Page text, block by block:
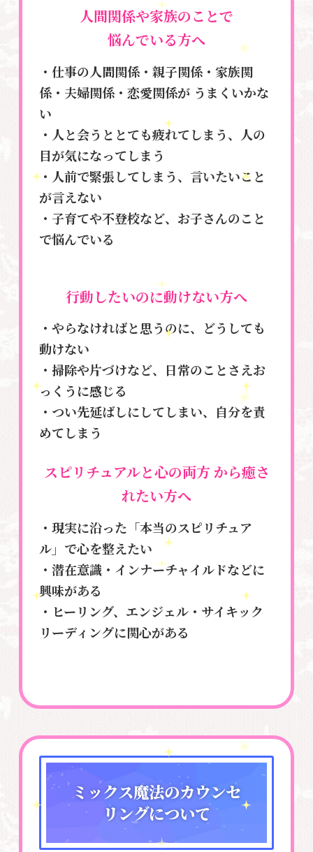
人間関係や家族のことで
悩んでいる方へ
・仕事の人間関係・親子関係・家族関
係・夫婦関係・恋愛関係がうまくいかな
い
・人と会うととても疲れてしまう、人の
目が気になってしまう
・人前で緊張してしまう、言いたいこと
が言えない
・子育てや不登校など、お子さんのこと
で悩んでいる
行動したいのに動けない方へ
・やらなければと思うのに、どうしても
動けない
・掃除や片づけなど、日常のことさえお
っくうに感じる
・つい先延ばしにしてしまい、自分を責
めてしまう
スピリチュアルと心の両方から癒さ
れたい方へ
・現実に沿った「本当のスピリチュア
ル」で心を整えたい
・潜在意識・インナーチャイルドなどに
興味がある
・ヒーリング、エンジェル・サイキック
リーディングに関心がある
ミックス魔法のカウンセ
リングについて